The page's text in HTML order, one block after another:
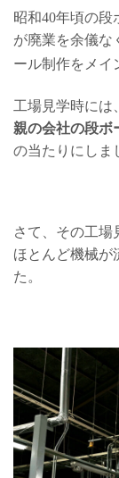
昭和40年頃の
が廃業を余儀な
ール制作をメイ
工場見学時には
親の会社の段ボ
の当たりにしま
さて、その工場
ほとんど機械が
た。